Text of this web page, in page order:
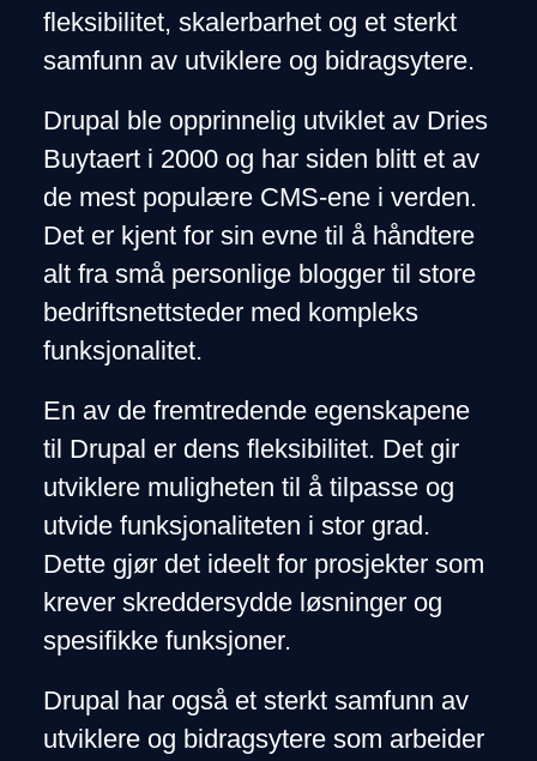
fleksibilitet, skalerbarhet og et sterkt
samfunn av utviklere og bidragsytere.
Drupal ble opprinnelig utviklet av Dries
Buytaert i 2000 og har siden blitt et av
de mest populære CMS-ene i verden.
Det er kjent for sin evne til å håndtere
alt fra små personlige blogger til store
bedriftsnettsteder med kompleks
funksjonalitet.
En av de fremtredende egenskapene
til Drupal er dens fleksibilitet. Det gir
utviklere muligheten til å tilpasse og
utvide funksjonaliteten i stor grad.
Dette gjør det ideelt for prosjekter som
krever skreddersydde løsninger og
spesifikke funksjoner.
Drupal har også et sterkt samfunn av
utviklere og bidragsytere som arbeider